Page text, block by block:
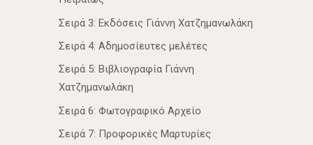
Σειρά 3: Εκδόσεις Γιάννη Χατζημανωλάκη
Σειρά 4: Αδημοσίευτες μελέτες
Σειρά 5: Βιβλιογραφία Γιάννη
Χατζημανωλάκη
Σειρά 6: Φωτογραφικό Αρχείο
Σειρά 7: Προφορικές Μαρτυρίες